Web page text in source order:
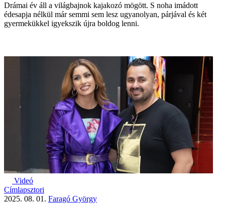
Drámai év áll a világbajnok kajakozó mögött. S noha imádott
édesapja nélkül már semmi sem lesz ugyanolyan, párjával és két
gyermekükkel igyekszik újra boldog lenni.
Videó
Címlapsztori
2025. 08. 01. Faragó György